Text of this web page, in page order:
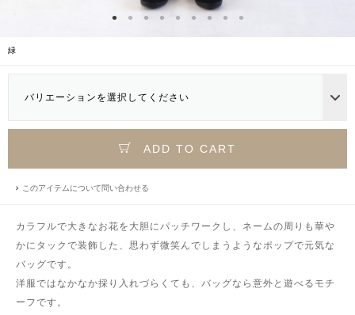
緑
バリエーションを選択してください
ADD TO CART
このアイテムについて問い合わせる
カラフルで大きなお花を大胆にパッチワークし、ネームの周りも華や
かにタックで装飾した、思わず微笑んでしまうようなポップで元気な
バッグです。
洋服ではなかなか採り入れづらくても、バッグなら意外と遊べるモチ
ーフです。